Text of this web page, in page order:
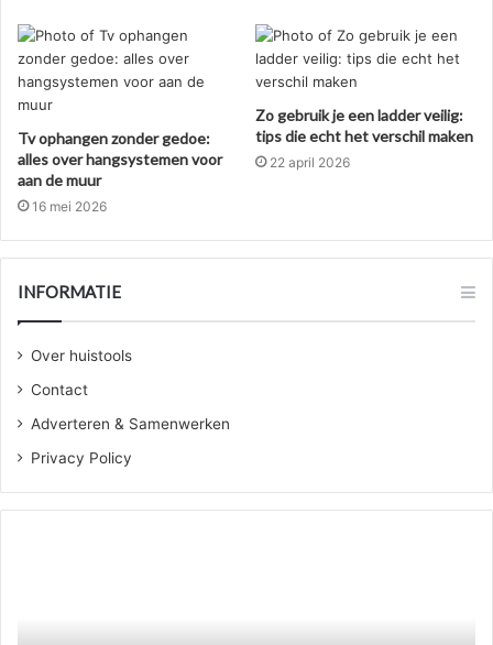
Tv ophangen zonder gedoe:
alles over hangsystemen voor
aan de muur
16 mei 2026
Zo gebruik je een ladder veilig:
tips die echt het verschil maken
22 april 2026
INFORMATIE
Over huistools
Contact
Adverteren & Samenwerken
Privacy Policy